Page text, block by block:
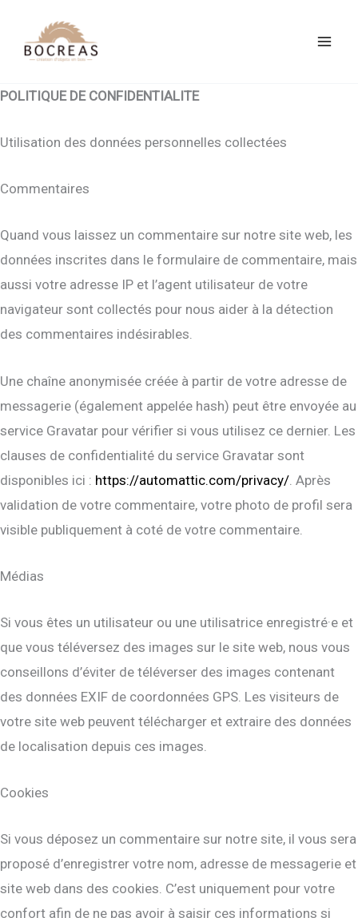
contenu
POLITIQUE DE CONFIDENTIALITE
Utilisation des données personnelles collectées
Commentaires
Quand vous laissez un commentaire sur notre site web, les
données inscrites dans le formulaire de commentaire, mais
aussi votre adresse IP et l’agent utilisateur de votre
navigateur sont collectés pour nous aider à la détection
des commentaires indésirables.
Une chaîne anonymisée créée à partir de votre adresse de
messagerie (également appelée hash) peut être envoyée au
service Gravatar pour vérifier si vous utilisez ce dernier. Les
clauses de confidentialité du service Gravatar sont
disponibles ici : https://automattic.com/privacy/ . Après
validation de votre commentaire, votre photo de profil sera
visible publiquement à coté de votre commentaire.
Médias
Si vous êtes un utilisateur ou une utilisatrice enregistré·e et
que vous téléversez des images sur le site web, nous vous
conseillons d’éviter de téléverser des images contenant
des données EXIF de coordonnées GPS. Les visiteurs de
votre site web peuvent télécharger et extraire des données
de localisation depuis ces images.
Cookies
Si vous déposez un commentaire sur notre site, il vous sera
proposé d’enregistrer votre nom, adresse de messagerie et
site web dans des cookies. C’est uniquement pour votre
confort afin de ne pas avoir à saisir ces informations si